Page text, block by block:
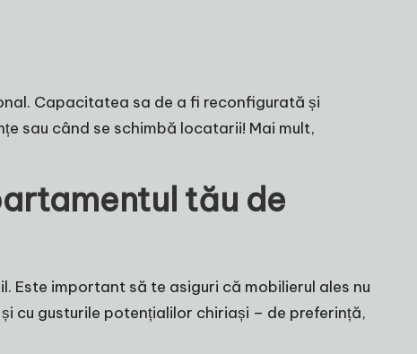
Capacitatea sa de a fi reconfigurată și
sau când se schimbă locatarii! Mai mult,
tău de
Este important să te asiguri că mobilierul ales nu
cu gusturile potențialilor chiriași – de preferință,